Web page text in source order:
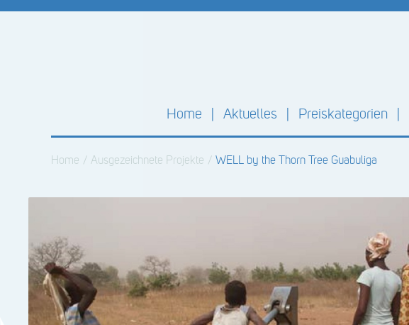
Home Aktuelles Preiskategorien
Home / Ausgezeichnete Projekte / WELL by the Thorn Tree Guabuliga